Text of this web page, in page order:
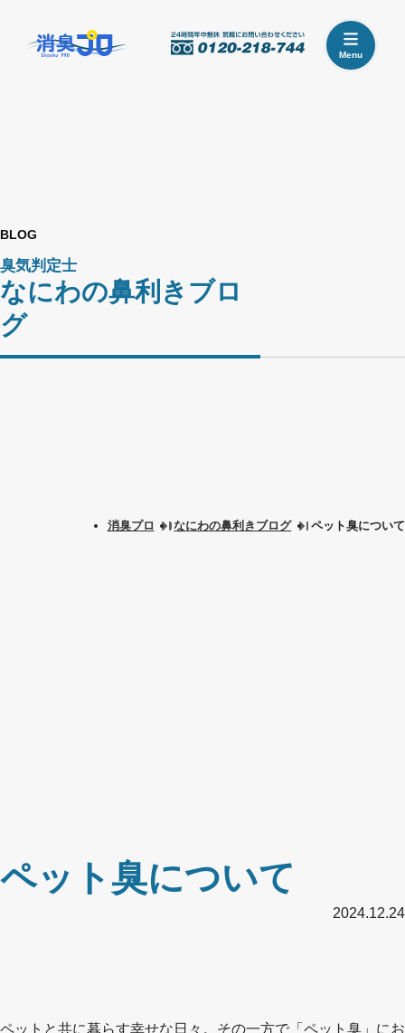
BLOG
臭気判定士
なにわの鼻利きブロ
グ
消臭プロ なにわの鼻利きブログ ペット臭について
ペット臭について
2024.12.24
ペットと共に暮らす幸せな日々。その一方で「ペット臭」にお
Menu